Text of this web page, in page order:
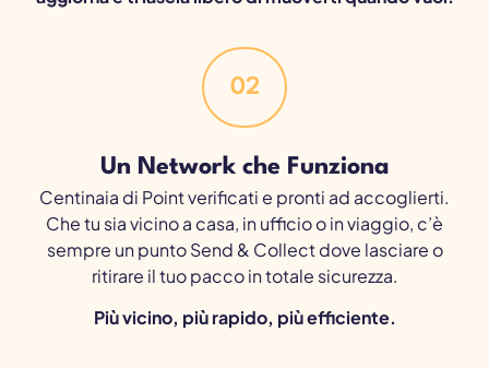
02
Un Network che Funziona
Centinaia di Point verificati e pronti ad accoglierti.
Che tu sia vicino a casa, in ufficio o in viaggio, c’è
sempre un punto Send & Collect dove lasciare o
ritirare il tuo pacco in totale sicurezza.
Più vicino, più rapido, più efficiente.